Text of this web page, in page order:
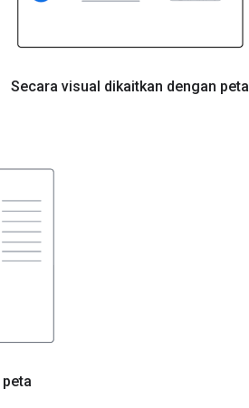
Secara visual dikaitkan dengan peta